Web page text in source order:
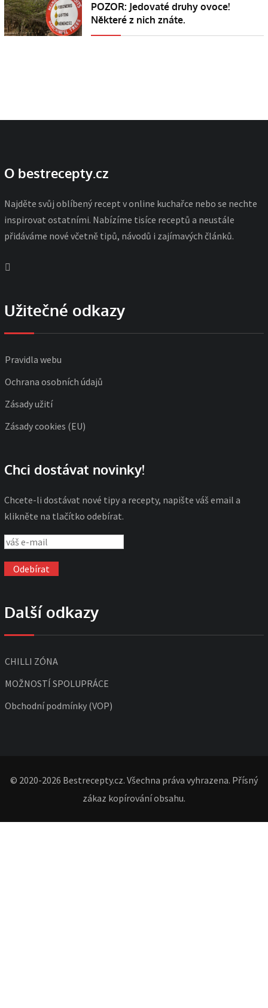
POZOR: Jedovaté druhy ovoce!
Některé z nich znáte.
O bestrecepty.cz
Najděte svůj oblíbený recept v online kuchařce nebo se nechte
inspirovat ostatními. Nabízíme tisíce receptů a neustále
přidáváme nové včetně tipů, návodů i zajímavých článků.
Užitečné odkazy
Pravidla webu
Ochrana osobních údajů
Zásady užití
Zásady cookies (EU)
Chci dostávat novinky!
Chcete-li dostávat nové tipy a recepty, napište váš email a
klikněte na tlačítko odebírat.
Další odkazy
CHILLI ZÓNA
MOŽNOSTÍ SPOLUPRÁCE
Obchodní podmínky (VOP)
© 2020-2026 Bestrecepty.cz. Všechna práva vyhrazena. Přísný
zákaz kopírování obsahu.